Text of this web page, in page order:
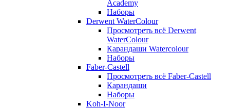
Academy
Наборы
Derwent WaterColour
Просмотреть всё Derwent
WaterColour
Карандаши Watercolour
Наборы
Faber-Castell
Просмотреть всё Faber-Castell
Карандаши
Наборы
Koh-I-Noor